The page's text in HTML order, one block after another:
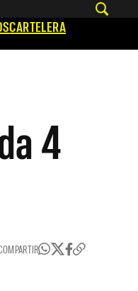
CARTELERA
4